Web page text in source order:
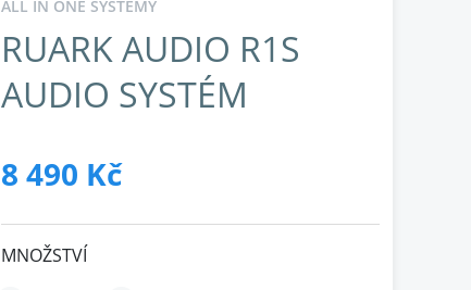
ALL IN ONE SYSTÉMY
RUARK AUDIO R1S
AUDIO SYSTÉM
8 490 Kč
MNOŽSTVÍ